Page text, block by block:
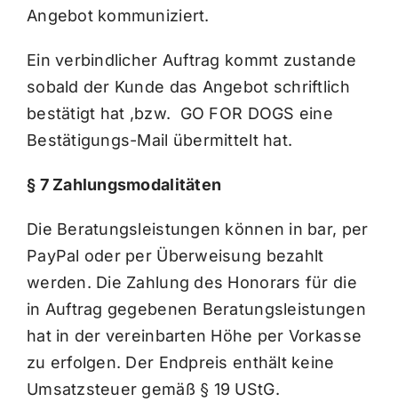
Angebot kommuniziert.
Ein verbindlicher Auftrag kommt zustande
sobald der Kunde das Angebot schriftlich
bestätigt hat ,bzw. GO FOR DOGS eine
Bestätigungs-Mail übermittelt hat.
§ 7 Zahlungsmodalitäten
Die Beratungsleistungen können in bar, per
PayPal oder per Überweisung bezahlt
werden. Die Zahlung des Honorars für die
in Auftrag gegebenen Beratungsleistungen
hat in der vereinbarten Höhe per Vorkasse
zu erfolgen. Der Endpreis enthält keine
Umsatzsteuer gemäß § 19 UStG.